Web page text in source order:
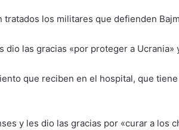
los militares que defienden
las gracias «por proteger a Ucrania»
que reciben en el hospital, que
y les dio las gracias por «curar a los